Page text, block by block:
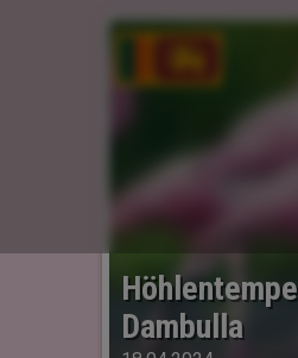
Höhlentempel
Dambulla